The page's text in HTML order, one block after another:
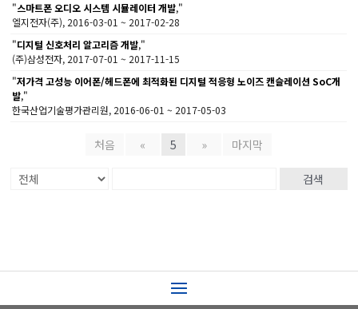
"스마트폰 오디오 시스템 시뮬레이터 개발,"
엘지전자(주), 2016-03-01 ~ 2017-02-28
"디지털 신호처리 알고리즘 개발,"
(주)삼성전자, 2017-07-01 ~ 2017-11-15
"저가격 고성능 이어폰/헤드폰에 최적화된 디지털 적응형 노이즈 캔슬레이션 SoC개
발,"
한국산업기술평가관리원, 2016-06-01 ~ 2017-05-03
처음 « 5 » 마지막
검색